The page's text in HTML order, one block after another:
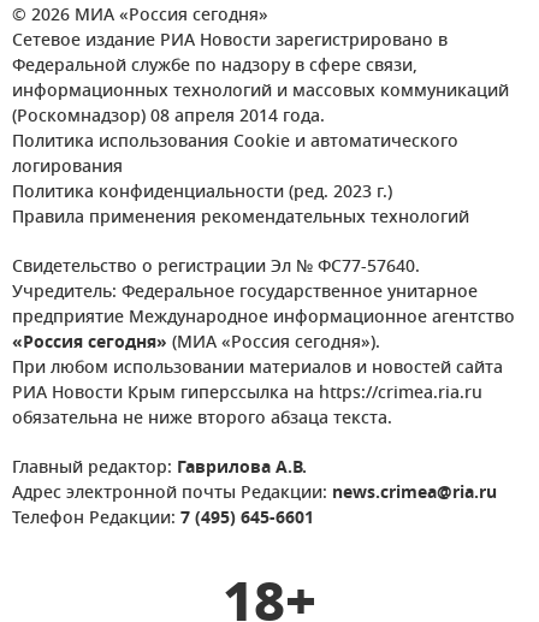
© 2026 МИА «Россия сегодня»
Сетевое издание РИА Новости зарегистрировано в
Федеральной службе по надзору в сфере связи,
информационных технологий и массовых коммуникаций
(Роскомнадзор) 08 апреля 2014 года.
Политика использования Cookie и автоматического
логирования
Политика конфиденциальности (ред. 2023 г.)
Правила применения рекомендательных технологий
Свидетельство о регистрации Эл № ФС77-57640.
Учредитель: Федеральное государственное унитарное
предприятие Международное информационное агентство
«Россия сегодня» (МИА «Россия сегодня»).
При любом использовании материалов и новостей сайта
РИА Новости Крым гиперссылка на https://crimea.ria.ru
обязательна не ниже второго абзаца текста.
Главный редактор: Гаврилова А.В.
Адрес электронной почты Редакции: news.crimea@ria.ru
Телефон Редакции: 7 (495) 645-6601